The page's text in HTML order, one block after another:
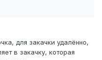
для закачки удалённо,
в закачку, которая